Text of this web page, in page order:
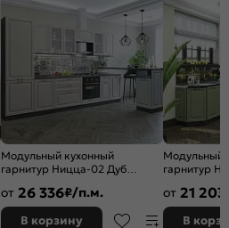
Модульный кухонный
гарнитур Ницца-02 Дуб
2140x3300x600
от 26 336₽/п.м.
В корзину
Модульный
гарнитур
2340x1890/
от 21 203
В